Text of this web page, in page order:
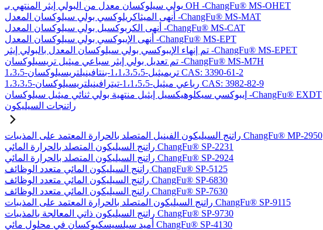
بولي سيلوكسان معدل من البولي إيثر المنتهي بـ OH -ChangFu® MS-OHET
أنهى الميثاكريلوكسي بولي سيلوكسان المعدل -ChangFu® MS-MAT
أنهى الكربوكسيل بولي سيلوكسان المعدل -ChangFu® MS-CAT
أنهى الإيبوكسي بولي سيلوكسان المعدل -ChangFu® MS-EPT
تم إنهاء الإيبوكسي بولي سيلوكسان المعدل بالبولي إيثر -ChangFu® MS-EPET
تم تعديل بولي إيثر سباعي ميثيل تريسيلوكسان -ChangFu® MS-M7H
1،3،5-تريميثيل-1،1،3،5،5-بنتافينيلتريسيلوكسان CAS: 3390-61-2
1،3،3،5-رباعي ميثيل-1،1،5،5-تيترافينيلتريسيلوكسان CAS: 3982-82-9
إيبوكسي سيكلوهيكسيل إيثيل منتهية بولي ثنائي ميثيل سيلوكسان -ChangFu® EXDT
راتنجات السيليكون
راتنج السيليكون الفينيل المتصلد بالحرارة المعتمد على المذيبات ChangFu® MP-2950
راتنج السيليكون المتصلد بالحرارة المائي ChangFu® SP-2231
راتنج السيليكون المتصلد بالحرارة المائي ChangFu® SP-2924
راتنج السيليكون المائي متعدد الوظائف ChangFu® SP-5125
راتنج السيليكون المائي متعدد الوظائف ChangFu® SP-6830
راتنج السيليكون المائي متعدد الوظائف ChangFu® SP-7630
راتنج السيليكون المتصلد بالحرارة المعتمد على المذيبات ChangFu® SP-9115
راتنج السيليكون ذاتي المعالجة بالمذيبات ChangFu® SP-9730
أميد سيلسيسكيوكسان في محلول مائي ChangFu® SP-4130